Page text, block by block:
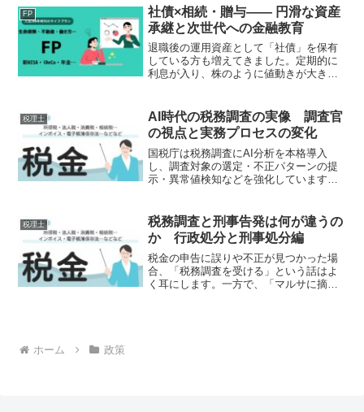
方で、「実際にどう動くのか」という実
務的な理解はあまり整理さ...
FP
社債×相続・贈与―― 円滑な資産
承継と次世代への金融教育
退職後の運用資産として「社債」を保有
している方も増えてきました。定期的に
利息が入り、株のように値動きが大きく
「社債特有の扱い方」があることをご存
じでしょうか。今回は、...
税理士
AI時代の税務調査の実像 調査官
の視点と実務プロセスの変化
国税庁は税務調査にAI分析を本格導入
し、調査対象の選定・不正パターンの提
示・異常値検知などを強化しています。
らかになりました。しかし、AIの導入で
変わったのは「抽...
税理士
税務調査と刑事告発は何が違うの
か 行政処分と刑事処分編
税金の申告に誤りや不正が見つかった場
合、「税務調査を受ける」という話はよ
く耳にします。一方で、「マルサに摘発
ホーム
政策